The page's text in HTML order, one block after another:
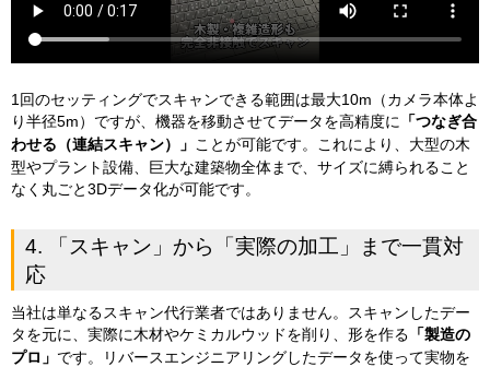
1回のセッティングでスキャンできる範囲は最大10m（カメラ本体よ
り半径5m）ですが、機器を移動させてデータを高精度に
「つなぎ合
わせる（連結スキャン）」 ことが可能です。これにより、大型の木
型やプラント設備、巨大な建築物全体まで、サイズに縛られること
なく丸ごと3Dデータ化が可能です。
4. 「スキャン」から「実際の加工」まで一貫対
応
当社は単なるスキャン代行業者ではありません。スキャンしたデー
タを元に、実際に木材やケミカルウッドを削り、形を作る 「製造の
プロ」 です。リバースエンジニアリングしたデータを使って実物を